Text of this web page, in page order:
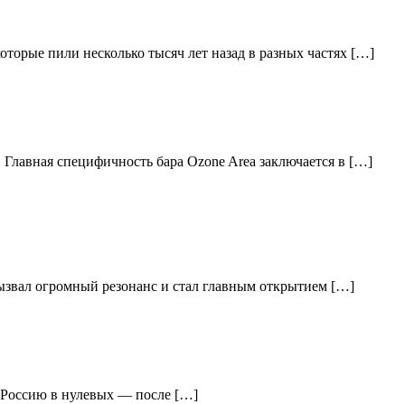
пили несколько тысяч лет назад в разных частях […]
специфичность бара Ozone Area заключается в […]
огромный резонанс и стал главным открытием […]
Россию в нулевых — после […]